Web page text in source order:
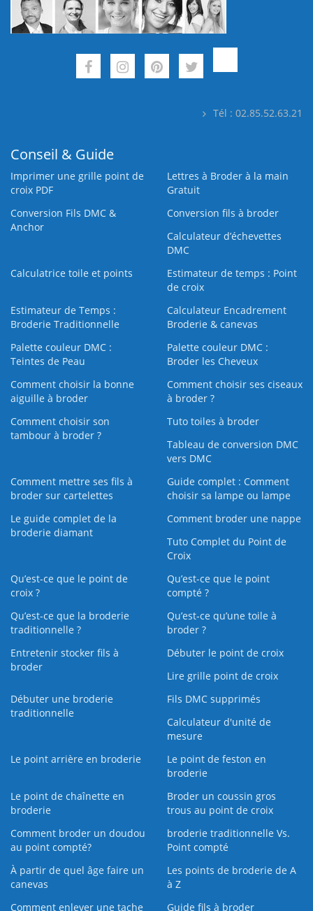
Tél : 02.85.52.63.21
Conseil & Guide
Imprimer une grille point de
croix PDF
Lettres à Broder à la main
Gratuit
Conversion Fils DMC &
Anchor
Conversion fils à broder
Calculateur d’échevettes
DMC
Calculatrice toile et points
Estimateur de temps : Point
de croix
Estimateur de Temps :
Broderie Traditionnelle
Calculateur Encadrement
Broderie & canevas
Palette couleur DMC :
Teintes de Peau
Palette couleur DMC :
Broder les Cheveux
Comment choisir la bonne
aiguille à broder
Comment choisir ses ciseaux
à broder ?
Comment choisir son
tambour à broder ?
Tuto toiles à broder
Tableau de conversion DMC
vers DMC
Comment mettre ses fils à
broder sur cartelettes
Guide complet : Comment
choisir sa lampe ou lampe
Le guide complet de la
broderie diamant
Comment broder une nappe
Tuto Complet du Point de
Croix
Qu’est-ce que le point de
croix ?
Qu’est-ce que le point
compté ?
Qu’est-ce que la broderie
traditionnelle ?
Qu’est‑ce qu’une toile à
broder ?
Entretenir stocker fils à
broder
Débuter le point de croix
Lire grille point de croix
Débuter une broderie
traditionnelle
Fils DMC supprimés
Calculateur d'unité de
mesure
Le point arrière en broderie
Le point de feston en
broderie
Le point de chaînette en
broderie
Broder un coussin gros
trous au point de croix
Comment broder un doudou
au point compté?
broderie traditionnelle Vs.
Point compté
À partir de quel âge faire un
canevas
Les points de broderie de A
à Z
Comment enlever une tache
Guide fils à broder